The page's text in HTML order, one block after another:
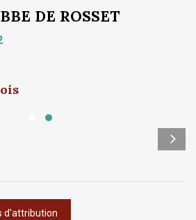
DE ROSSET
d'attribution